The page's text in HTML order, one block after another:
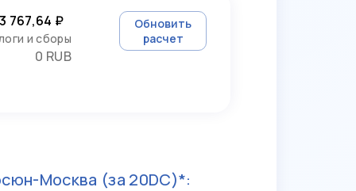
767,64 ₽
и сборы
0 RUB
Обновить
расчет
Москва (за 20DC)*: